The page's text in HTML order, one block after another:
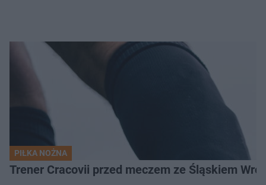
PIŁKA NOŻNA
Trener Cracovii przed meczem ze Śląskiem